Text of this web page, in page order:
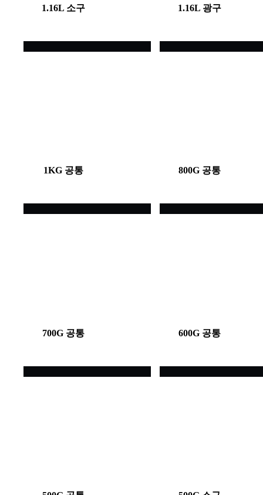
1.16L 소구 1.16L 광구
1KG 공통 800G 공통
700G 공통 600G 공통